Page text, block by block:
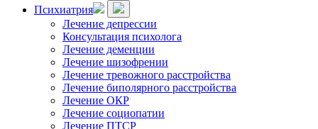
Психиатрия
Лечение депрессии
Консультация психолога
Лечение деменции
Лечение шизофрении
Лечение тревожного расстройства
Лечение биполярного расстройства
Лечение ОКР
Лечение социопатии
Лечение ПТСР